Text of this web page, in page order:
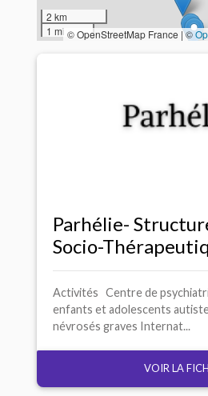
2 km
1 mi © OpenStreetMap France | ©
Parhélie-
Socio-
Activités Centre de
enfants et adolescents
névrosés graves Internat...
VOIR LA